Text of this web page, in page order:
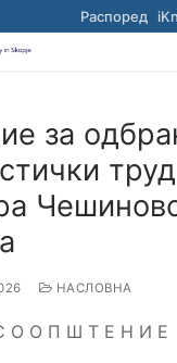
Распоред
за
НАСЛОВНА
О О П Ш Т Е Н И Е